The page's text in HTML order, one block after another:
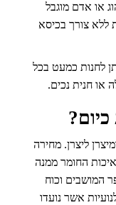
או אדם מוגבל
ללא צורך בכיסא
לחנות כמעט בכל
או חנית נכים.
ליצרן. מחירה
החומר ממנה
המושבים וכוח
אשר נועדו